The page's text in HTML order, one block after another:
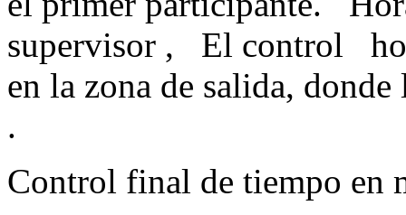
supervisor , El control
en la zona de salida,
.
Control final de tiempo en